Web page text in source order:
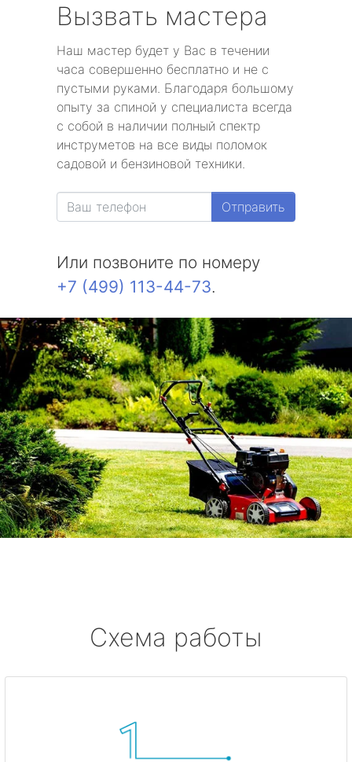
Вызвать мастера
Наш мастер будет у Вас в течении
часа совершенно бесплатно и не с
пустыми руками. Благодаря большому
опыту за спиной у специалиста всегда
с собой в наличии полный спектр
инструметов на все виды поломок
садовой и бензиновой техники.
Отправить
Или позвоните по номеру
+7 (499) 113-44-73.
Схема работы